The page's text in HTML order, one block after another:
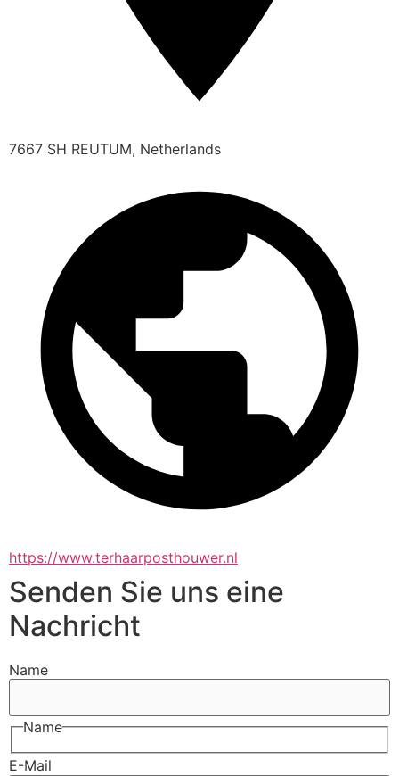
7667 SH REUTUM, Netherlands
https://www.terhaarposthouwer.nl
Senden Sie uns eine
Nachricht
Name
Name
E-Mail